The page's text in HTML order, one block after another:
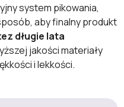
system pikowania,
aby finalny produkt
długie lata
jakości materiały
i lekkości.